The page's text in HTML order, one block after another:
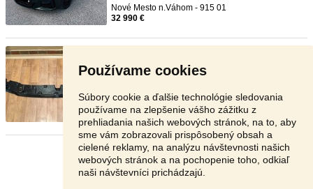
Používame cookies
Súbory cookie a ďalšie technológie sledovania
používame na zlepšenie vášho zážitku z
prehliadania našich webových stránok, na to, aby
sme vám zobrazovali prispôsobený obsah a
cielené reklamy, na analýzu návštevnosti našich
webových stránok a na pochopenie toho, odkiaľ
naši návštevníci prichádzajú.
Nové Mesto n.Váhom - 915 01
32 990 €
Preda Original Carbon Splitter pre
od r.v. 2020 Info ...
Dunajská Streda - 930 16
Stránka: 1 2 3 Ďalšia